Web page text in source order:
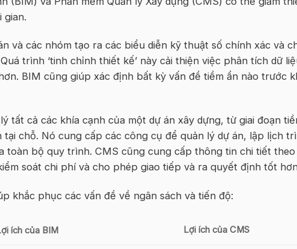
gian.
và các nhóm tạo ra các biểu diễn kỹ thuật số chính xác và
trình ‘tinh chỉnh thiết kế’ này cải thiện việc phân tích dữ
BIM cũng giúp xác định bất kỳ vấn đề tiềm ẩn nào trước
tất cả các khía cạnh của một dự án xây dựng, từ giai đoạn
tại chỗ. Nó cung cấp các công cụ để quản lý dự án, lập lịch
toàn bộ quy trình. CMS cũng cung cấp thông tin chi tiết theo
soát chi phí và cho phép giao tiếp và ra quyết định tốt
khắc phục các vấn đề về ngân sách và tiến độ:
ích của BIM Lợi ích của CMS